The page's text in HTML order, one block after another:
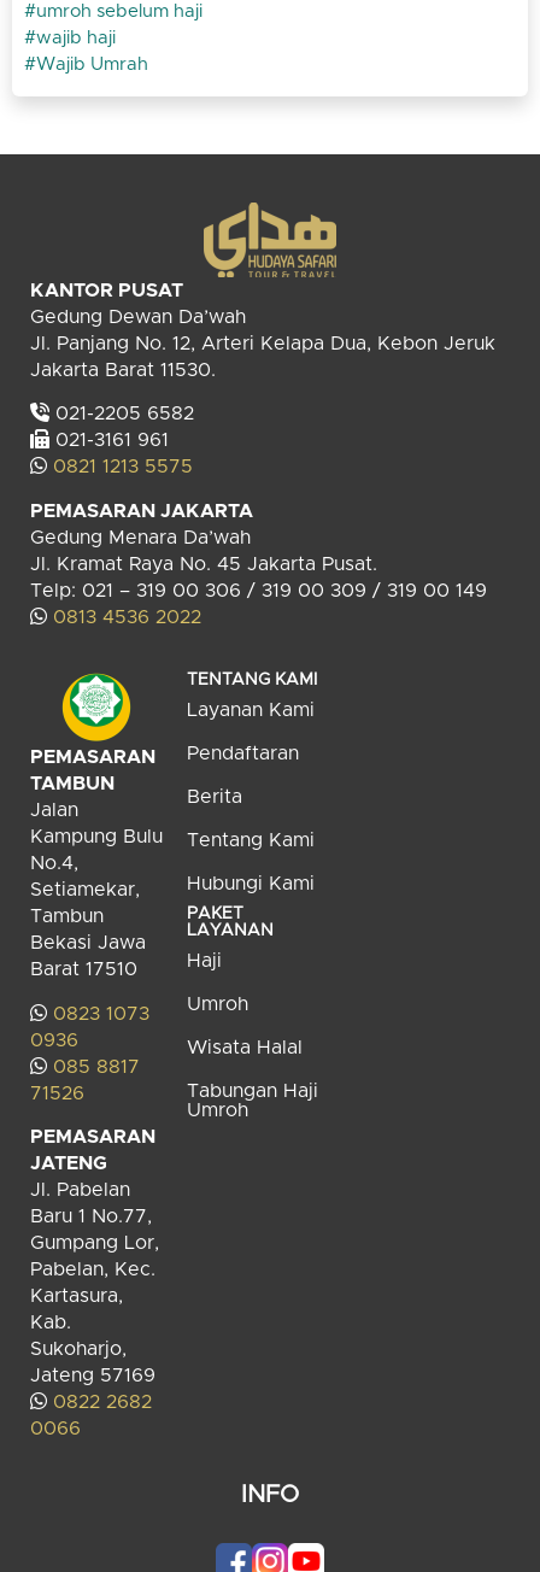
umroh sebelum haji
wajib haji
Wajib Umrah
KANTOR PUSAT
Gedung Dewan Da’wah
Jl. Panjang No. 12, Arteri Kelapa Dua, Kebon Jeruk
Jakarta Barat 11530.
021-2205 6582
021-3161 961
0821 1213 5575
PEMASARAN JAKARTA
Gedung Menara Da’wah
Jl. Kramat Raya No. 45 Jakarta Pusat.
Telp: 021 – 319 00 306 / 319 00 309 / 319 00 149
0813 4536 2022
PEMASARAN
TAMBUN
Jalan
Kampung Bulu
No.4,
Setiamekar,
Tambun
Bekasi Jawa
Barat 17510
0823 1073
0936
085 8817
71526
PEMASARAN
JATENG
Jl. Pabelan
Baru 1 No.77,
Gumpang Lor,
Pabelan, Kec.
Kartasura,
Kab.
Sukoharjo,
Jateng 57169
0822 2682
0066
TENTANG KAMI
Layanan Kami
Pendaftaran
Berita
Tentang Kami
Hubungi Kami
PAKET
LAYANAN
Haji
Umroh
Wisata Halal
Tabungan Haji
Umroh
INFO